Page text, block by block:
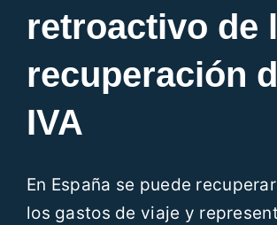
retroactivo de
recuperación
IVA
En España se puede
los gastos de viaje y